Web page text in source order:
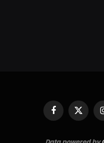
Facebook
X
(Twitter)